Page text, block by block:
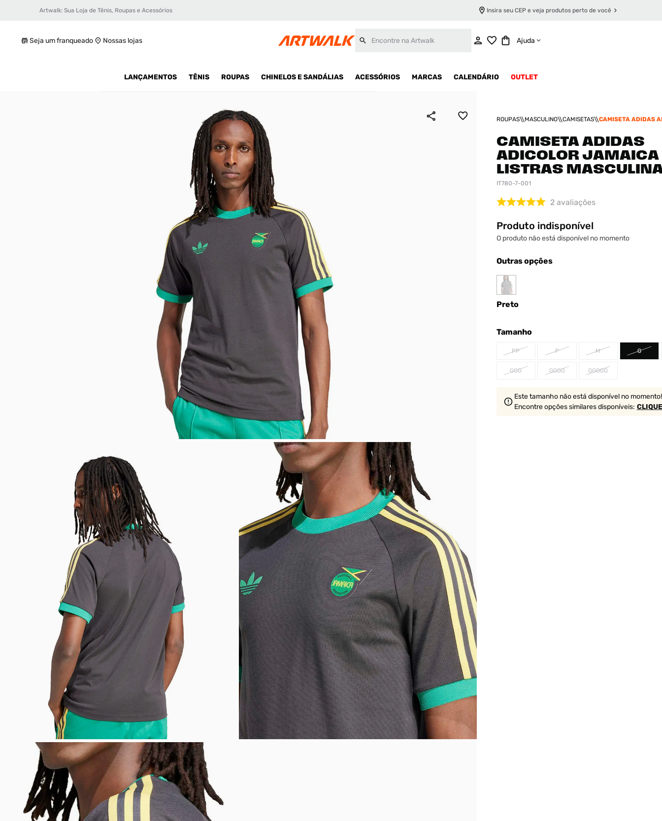
Artwalk: Sua Loja de Tênis, Roupas e Acessórios Insira seu CEP e veja produtos perto de você
Seja um franqueado Nossas lojas Ajuda
LANÇAMENTOS TÊNIS ROUPAS CHINELOS E SANDÁLIAS ACESSÓRIOS MARCAS CALENDÁRIO OUTLET
ROUPAS MASCULINO CAMISETAS
CAMISETA ADIDAS
CAMISETA ADIDAS
ADICOLOR JAMAICA
LISTRAS
IT780-7-001
2 avaliações
Produto indisponível
O produto não está disponível no momento
Outras opções
Preto
Tamanho
PP P M G
GGG GGGG GGGGG
Este tamanho não está disponível no momento!
Encontre opções similaresdisponíveis:
Camiseta adidas Adicolor Jamaica 3 listras Masculina